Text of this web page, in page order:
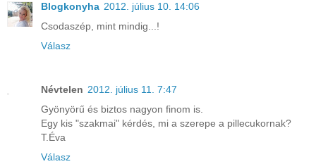
Blogkonyha 2012. július 10. 14:06
Csodaszép, mint mindig...!
Válasz
Névtelen 2012. július 11. 7:47
Gyönyörű és biztos nagyon finom is.
Egy kis "szakmai" kérdés, mi a szerepe a pillecukornak?
T.Éva
Válasz